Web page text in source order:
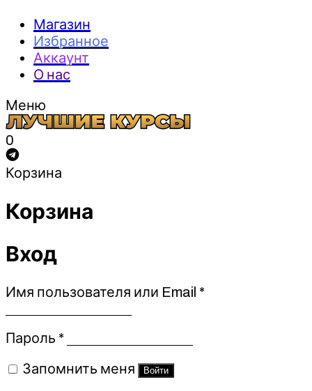
Магазин
Избранное
Аккаунт
О нас
Меню
0
Корзина
Корзина
Вход
Имя пользователя или Email *Обязательно
Пароль *Обязательно
Запомнить меня Войти